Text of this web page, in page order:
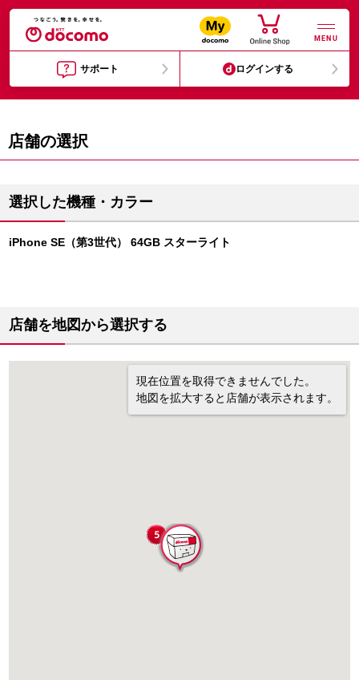
MENU
サポート ログインする
店舗の選択
選択した機種・カラー
iPhone SE（第3世代） 64GB スターライト
店舗を地図から選択する
現在位置を取得できませんでした。
地図を拡大すると店舗が表示されます。